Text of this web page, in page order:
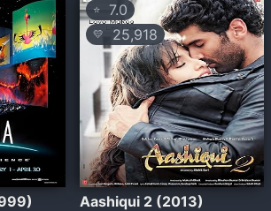
⭐ 7.0
💛 25,918
Aashiqui 2 (2013)